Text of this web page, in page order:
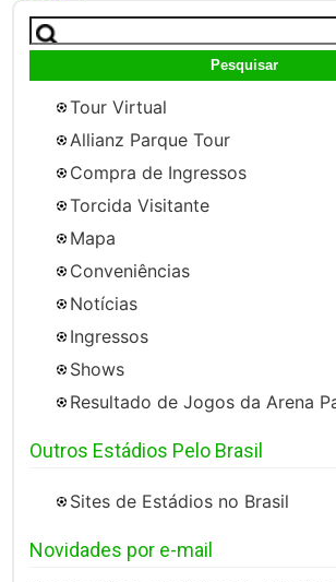
Pesquisar
por:
Tour Virtual
Allianz Parque Tour
Compra de Ingressos
Torcida Visitante
Mapa
Conveniências
Notícias
Ingressos
Shows
Resultado de Jogos da Arena
Outros Estádios Pelo Brasil
Sites de Estádios no Brasil
Novidades por e-mail